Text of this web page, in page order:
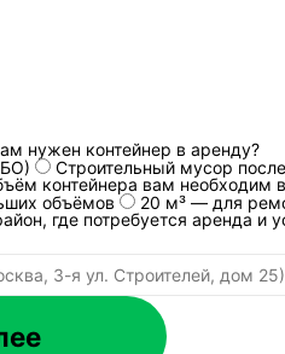
схемы
Лицензированный
объект обращения
нужен контейнер в аренду?
Строительный мусор
контейнера вам необходим
объёмов
20 м³ — для
где потребуется аренда и